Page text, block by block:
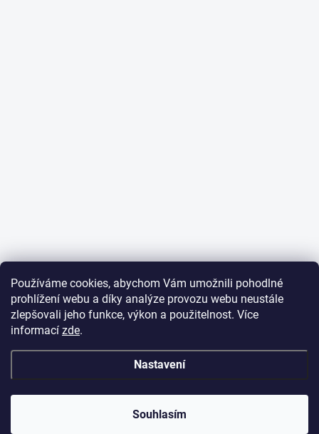
Používáme cookies, abychom Vám umožnili pohodlné
prohlížení webu a díky analýze provozu webu neustále
zlepšovali jeho funkce, výkon a použitelnost. Více
informací zde.
Nastavení
Souhlasím